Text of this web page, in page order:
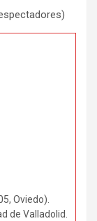
Oviedo).
de Valladolid.